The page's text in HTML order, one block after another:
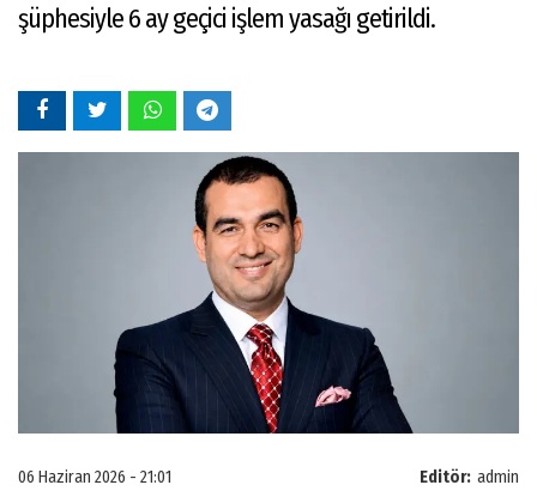
şüphesiyle 6 ay geçici işlem yasağı getirildi.
Editör: admin
06 Haziran 2026 - 21:01